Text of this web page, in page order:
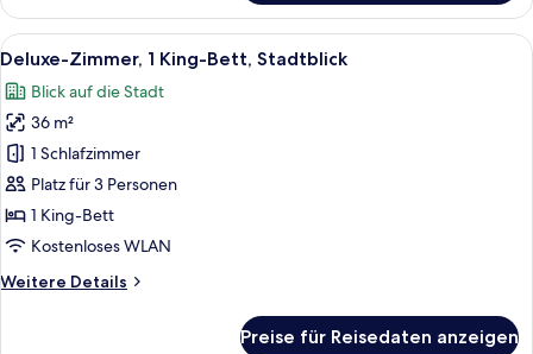
Zimmer,
1 King-
Bett,
Stadtblick
Alle
Fotos
für
Deluxe-
Zimmer,
1 King-
Bett,
Stadtblick
Ein Hotelzimmer mit einem Bett,
6
Deluxe-Zimmer, 1 King-Bett, Stadtblick
Blick auf die Stadt
36 m²
1 Schlafzimmer
Platz für 3 Personen
1 King-Bett
Kostenloses WLAN
Weitere Details
Weitere
Preise für Reisedaten anzeigen